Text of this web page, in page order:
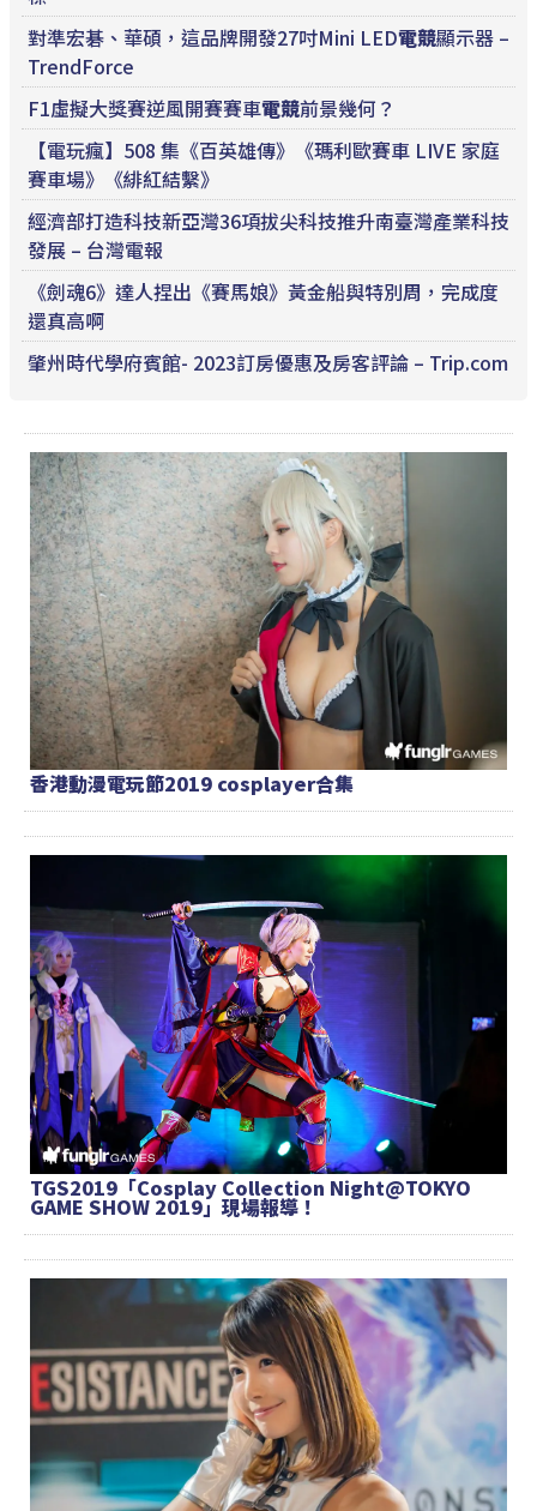
對準宏碁、華碩，這品牌開發27吋Mini LED電競顯示器 –
TrendForce
F1虛擬大獎賽逆風開賽賽車電競前景幾何？
【電玩瘋】508 集《百英雄傳》《瑪利歐賽車 LIVE 家庭
賽車場》《緋紅結繫》
經濟部打造科技新亞灣36項拔尖科技推升南臺灣產業科技
發展 – 台灣電報
《劍魂6》達人捏出《賽馬娘》黃金船與特別周，完成度
還真高啊
肇州時代學府賓館- 2023訂房優惠及房客評論 – Trip.com
香港動漫電玩節2019 cosplayer合集
TGS2019「Cosplay Collection Night@TOKYO
GAME SHOW 2019」現場報導！